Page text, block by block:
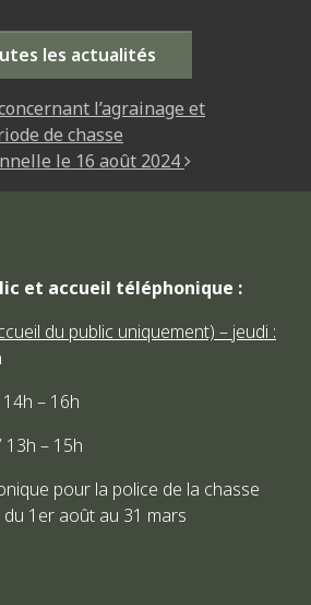
les actualités
DES ARTICLES
l’agrainage et
de chasse
le 16 août 2024
et accueil téléphonique :
du public uniquement) – jeudi :
– 16h
13h – 15h
pour la police de la chasse
1er août au 31 mars